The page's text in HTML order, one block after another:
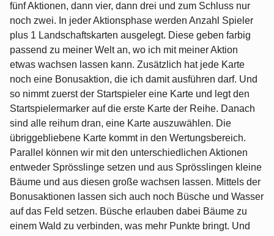
fünf Aktionen, dann vier, dann drei und zum Schluss nur
noch zwei. In jeder Aktionsphase werden Anzahl Spieler
plus 1 Landschaftskarten ausgelegt. Diese geben farbig
passend zu meiner Welt an, wo ich mit meiner Aktion
etwas wachsen lassen kann. Zusätzlich hat jede Karte
noch eine Bonusaktion, die ich damit ausführen darf. Und
so nimmt zuerst der Startspieler eine Karte und legt den
Startspielermarker auf die erste Karte der Reihe. Danach
sind alle reihum dran, eine Karte auszuwählen. Die
übriggebliebene Karte kommt in den Wertungsbereich.
Parallel können wir mit den unterschiedlichen Aktionen
entweder Sprösslinge setzen und aus Sprösslingen kleine
Bäume und aus diesen große wachsen lassen. Mittels der
Bonusaktionen lassen sich auch noch Büsche und Wasser
auf das Feld setzen. Büsche erlauben dabei Bäume zu
einem Wald zu verbinden, was mehr Punkte bringt. Und